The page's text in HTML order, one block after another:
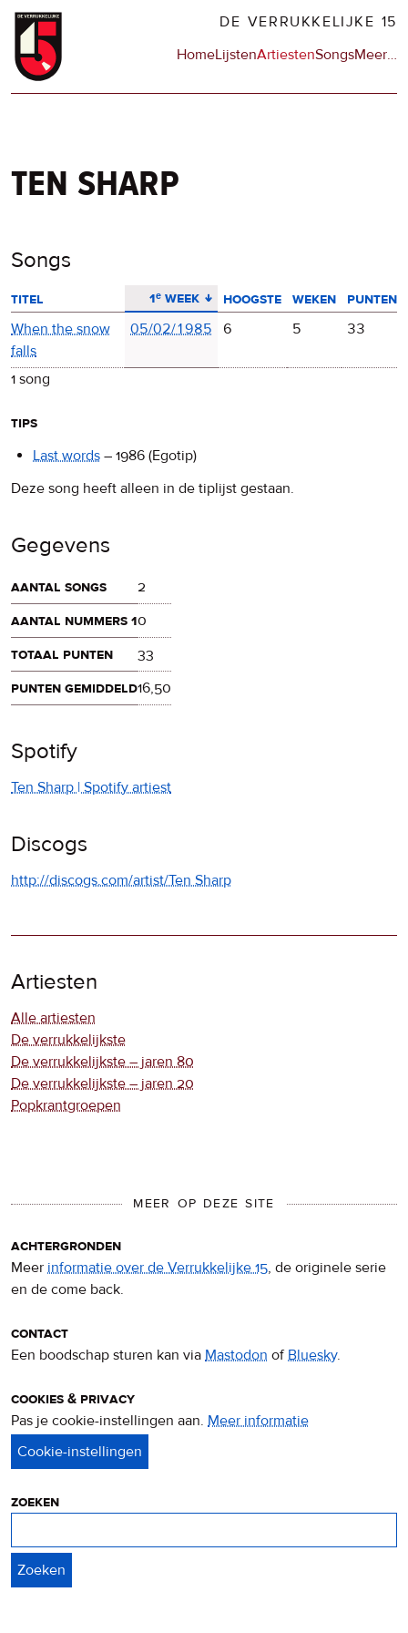
Overslaan
naar
DE VERRUKKELIJKE 15
Hoofdnavigatie
HomeLijstenArtiestenSongsMeerop
…
ten sharp
Songs
titel 1ᵉ week
aflopend sorteren hoogste weken
punten
When the snow
falls
05/02/1985 6 5 33
1 song
tips
Last words – 1986 (Egotip)
Deze song heeft alleen in de tiplijst gestaan.
Gegevens
aantal songs
2
aantal nummers 10
totaal punten
33
punten gemiddeld16,50
Spotify
Ten Sharp | Spotify artiest
Discogs
http://discogs.com/artist/Ten Sharp
Artiesten
Alle artiesten
De verrukkelijkste
De verrukkelijkste – jaren 80
De verrukkelijkste – jaren 20
Popkrantgroepen
MEER OP DEZE SITE
achtergronden
Meer informatie over de Verrukkelijke 15, de originele serie
en de come back.
contact
Een boodschap sturen kan via Mastodon ofBluesky.
cookies & privacy
Pas je cookie-instellingen aan. Meer informatie
zoeken